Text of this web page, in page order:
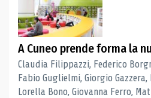
A Cuneo prende forma la
Claudia Filippazzi, Federico
Fabio Guglielmi, Giorgio
Lorella Bono, Giovanna Ferro,